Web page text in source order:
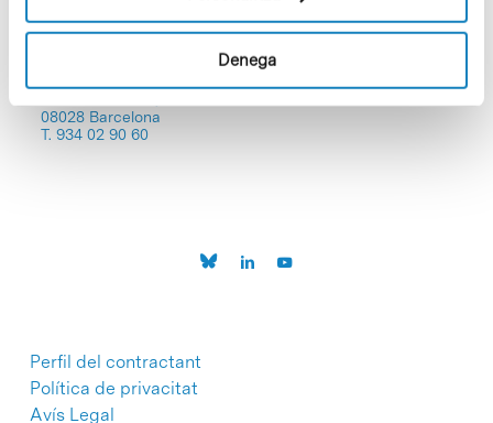
Denega
08028 Barcelona
T. 934 02 90 60
Perfil del contractant
Política de privacitat
Avís Legal